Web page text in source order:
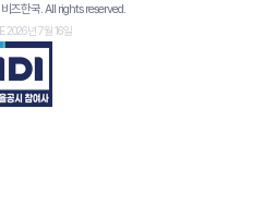
즈한국. All rights reserved.
2026년 7월 16일